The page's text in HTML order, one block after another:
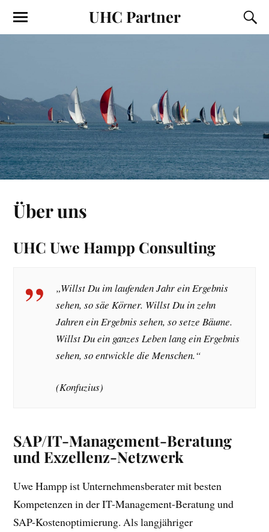
UHC Partner
Über uns
UHC Uwe Hampp Consulting
„Willst Du im laufenden Jahr ein Ergebnis
sehen, so säe Körner. Willst Du in zehn
Jahren ein Ergebnis sehen, so setze Bäume.
Willst Du ein ganzes Leben lang ein Ergebnis
sehen, so entwickle die Menschen.“
(Konfuzius)
SAP/IT-Management-Beratung
und Exzellenz-Netzwerk
Uwe Hampp ist Unternehmensberater mit besten
Kompetenzen in der IT-Management-Beratung und
SAP-Kostenoptimierung. Als langjähriger